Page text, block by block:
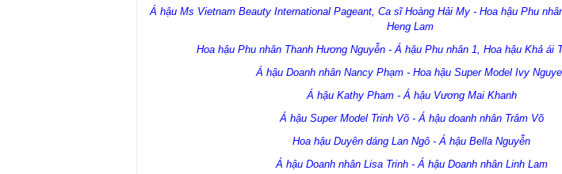
Á hậu Ms Vietnam Beauty International Pageant, Ca sĩ Hoàng Hải My - Hoa hậu Phu
Heng Lam
Hoa hậu Phu nhân Thanh Hương Nguyễn - Á hậu Phu nhân 1, Hoa hậu Khả ái
Á hậu Doanh nhân Nancy Phạm - Hoa hậu Super Model Ivy
Á hậu Kathy Pham - Á hậu Vương Mai Khanh
Á hậu Super Model Trinh Võ - Á hậu doanh nhân Trâm Võ
Hoa hậu Duyên dáng Lan Ngô - Á hậu Bella Nguyễn
Á hậu Doanh nhân Lisa Trinh - Á hậu Doanh nhân Linh Lam